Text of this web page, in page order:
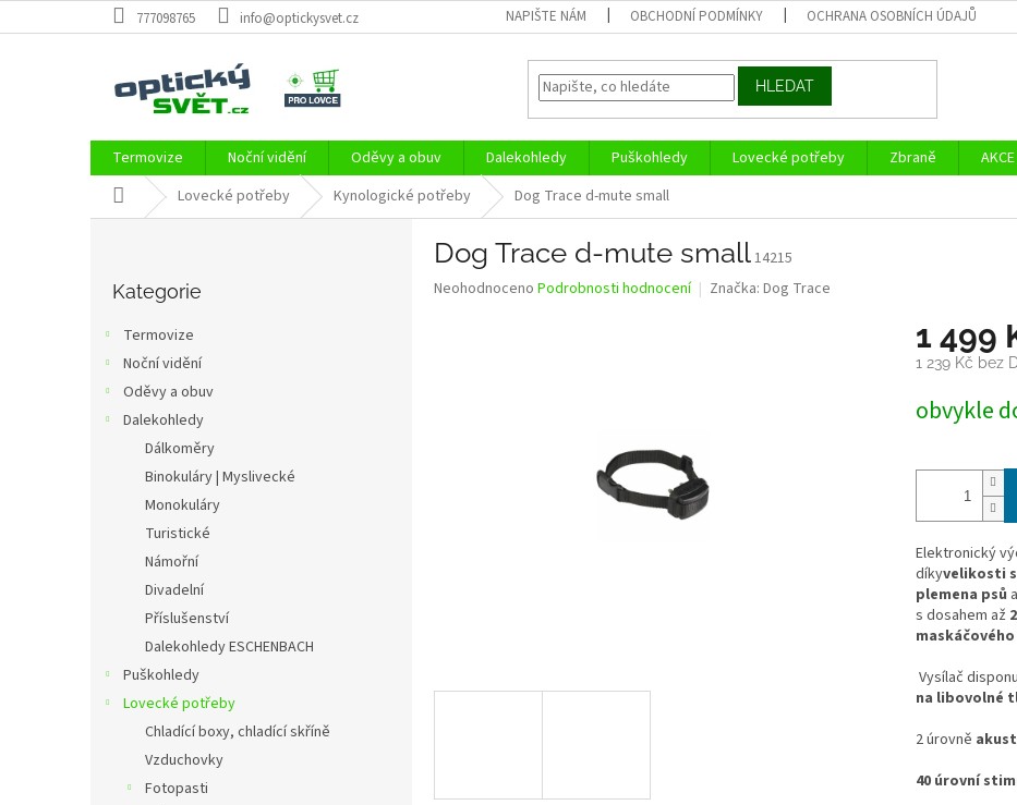
na
777098765 info@optickysvet.cz NAPIŠTE NÁM OBCHODNÍ PODMÍNKY OCHRANA OSOBNÍCH ÚDAJŮ
HLEDAT
Termovize Noční vidění Oděvy a obuv Dalekohledy Puškohledy Lovecké potřeby Zbraně AKCE
Domů Lovecké potřeby Kynologické potřeby Dog Trace d-mute small
kategorie
Kategorie
Termovize
Noční vidění
Oděvy a obuv
Dalekohledy
Dálkoměry
Binokuláry | Myslivecké
Monokuláry
Turistické
Námořní
Divadelní
Příslušenství
Dalekohledy ESCHENBACH
Puškohledy
Lovecké potřeby
Chladící boxy, chladící skříně
Vzduchovky
Fotopasti
Dog Trace d-mute small14215
Průměrné
Neohodnoceno Podrobnosti hodnocení Značka: Dog Trace
1 499
1 239 Kč bez
cena:
obvykle
Elektronický
díkyvelikosti
plemena psů
s dosahem až
Vysílač
na libovolné
2 úrovně
40 úrovní